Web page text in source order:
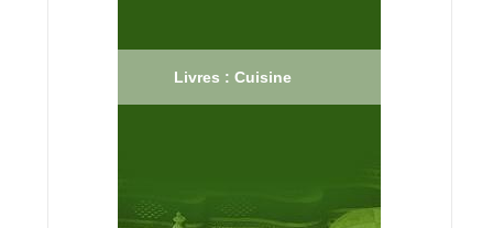
Livres : Cuisine